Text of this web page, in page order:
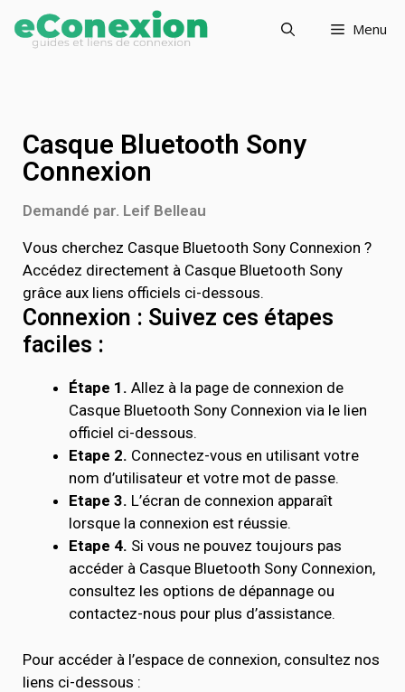
Menu
Casque Bluetooth Sony
Connexion
Demandé par. Leif Belleau
Vous cherchez Casque Bluetooth Sony Connexion ?
Accédez directement à Casque Bluetooth Sony
grâce aux liens officiels ci-dessous.
Connexion : Suivez ces étapes
faciles :
Étape 1. Allez à la page de connexion de
Casque Bluetooth Sony Connexion via le lien
officiel ci-dessous.
Etape 2. Connectez-vous en utilisant votre
nom d’utilisateur et votre mot de passe.
Etape 3. L’écran de connexion apparaît
lorsque la connexion est réussie.
Etape 4. Si vous ne pouvez toujours pas
accéder à Casque Bluetooth Sony Connexion,
consultez les options de dépannage ou
contactez-nous pour plus d’assistance.
Pour accéder à l’espace de connexion, consultez nos
liens ci-dessous :